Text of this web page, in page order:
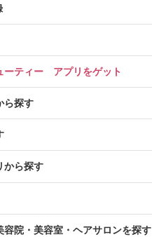
ーティー アプリをゲット
ら探す
から探す
容院・美容室・ヘアサロンを探す